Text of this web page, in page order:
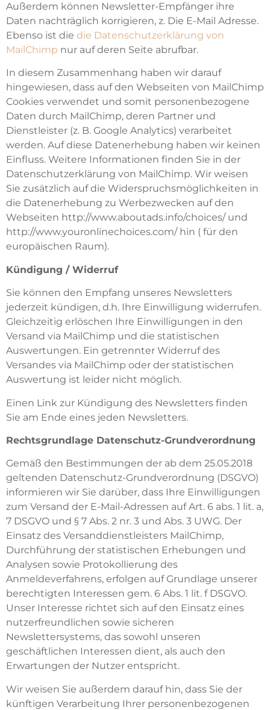
Außerdem können Newsletter-Empfänger ihre
Daten nachträglich korrigieren, z. Die E-Mail Adresse.
Ebenso ist die die Datenschutzerklärung von
MailChimp nur auf deren Seite abrufbar.
In diesem Zusammenhang haben wir darauf
hingewiesen, dass auf den Webseiten von MailChimp
Cookies verwendet und somit personenbezogene
Daten durch MailChimp, deren Partner und
Dienstleister (z. B. Google Analytics) verarbeitet
werden. Auf diese Datenerhebung haben wir keinen
Einfluss. Weitere Informationen finden Sie in der
Datenschutzerklärung von MailChimp. Wir weisen
Sie zusätzlich auf die Widerspruchsmöglichkeiten in
die Datenerhebung zu Werbezwecken auf den
Webseiten http://www.aboutads.info/choices/ und
http://www.youronlinechoices.com/ hin ( für den
europäischen Raum).
Kündigung / Widerruf
Sie können den Empfang unseres Newsletters
jederzeit kündigen, d.h. Ihre Einwilligung widerrufen.
Gleichzeitig erlöschen Ihre Einwilligungen in den
Versand via MailChimp und die statistischen
Auswertungen. Ein getrennter Widerruf des
Versandes via MailChimp oder der statistischen
Auswertung ist leider nicht möglich.
Einen Link zur Kündigung des Newsletters finden
Sie am Ende eines jeden Newsletters.
Rechtsgrundlage Datenschutz-Grundverordnung
Gemäß den Bestimmungen der ab dem 25.05.2018
geltenden Datenschutz-Grundverordnung (DSGVO)
informieren wir Sie darüber, dass Ihre Einwilligungen
zum Versand der E-Mail-Adressen auf Art. 6 abs. 1 lit. a,
7 DSGVO und § 7 Abs. 2 nr. 3 und Abs. 3 UWG. Der
Einsatz des Versanddienstleisters MailChimp,
Durchführung der statistischen Erhebungen und
Analysen sowie Protokollierung des
Anmeldeverfahrens, erfolgen auf Grundlage unserer
berechtigten Interessen gem. 6 Abs. 1 lit. f DSGVO.
Unser Interesse richtet sich auf den Einsatz eines
nutzerfreundlichen sowie sicheren
Newslettersystems, das sowohl unseren
geschäftlichen Interessen dient, als auch den
Erwartungen der Nutzer entspricht.
Wir weisen Sie außerdem darauf hin, dass Sie der
künftigen Verarbeitung Ihrer personenbezogenen